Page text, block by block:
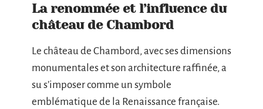
La renommée et l’influence du
château de Chambord
Le château de Chambord, avec ses dimensions
monumentales et son architecture raffinée, a
su s’imposer comme un symbole
emblématique de la Renaissance française.